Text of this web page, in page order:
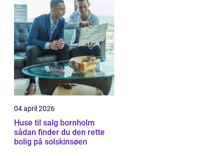
04 april 2026
Huse til salg bornholm
sådan finder du den rette
bolig på solskinsøen